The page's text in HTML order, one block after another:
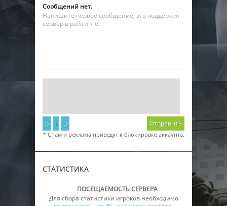
Сообщений нет.
Напишите первое сообщение, это поддержит
сервер в рейтинге.
b i u Отправить
* Спам и реклама приведут к блокировке аккаунта.
СТАТИСТИКА
ПОСЕЩАЕМОСТЬ СЕРВЕРА
Для сбора статистики игроков необходимо